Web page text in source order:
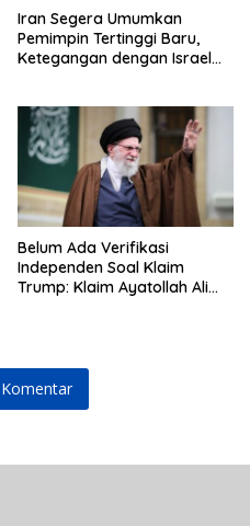
Iran Segera Umumkan
Pemimpin Tertinggi Baru,
Ketegangan dengan Israel
Belum Ada Verifikasi
Independen Soal Klaim
Trump: Klaim Ayatollah Ali